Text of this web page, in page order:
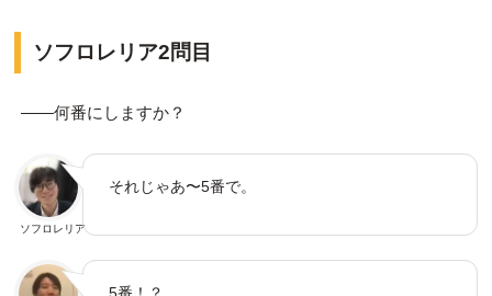
ソフロレリア2問目
――何番にしますか？
ソフロレリア
それじゃあ〜5番で。
5番！？